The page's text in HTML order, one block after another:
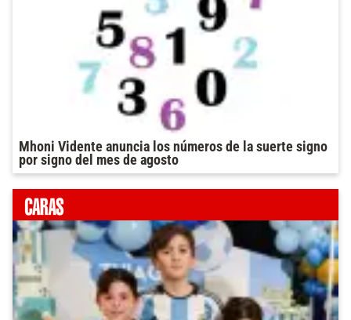
Mhoni Vidente anuncia los números de la suerte signo
por signo del mes de agosto